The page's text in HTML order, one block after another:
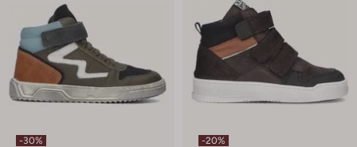
-30% -20%